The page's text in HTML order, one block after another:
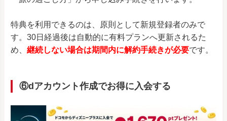
特典を利用できるのは、原則として新規登録者のみで
す。30日経過後は自動的に有料プランへ更新されるた
め、 継続しない場合は期間内に解約手続きが必要です。
⑥dアカウント作成でお得に入会する